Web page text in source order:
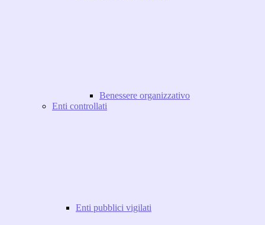
Benessere organizzativo
Enti controllati
Enti pubblici vigilati